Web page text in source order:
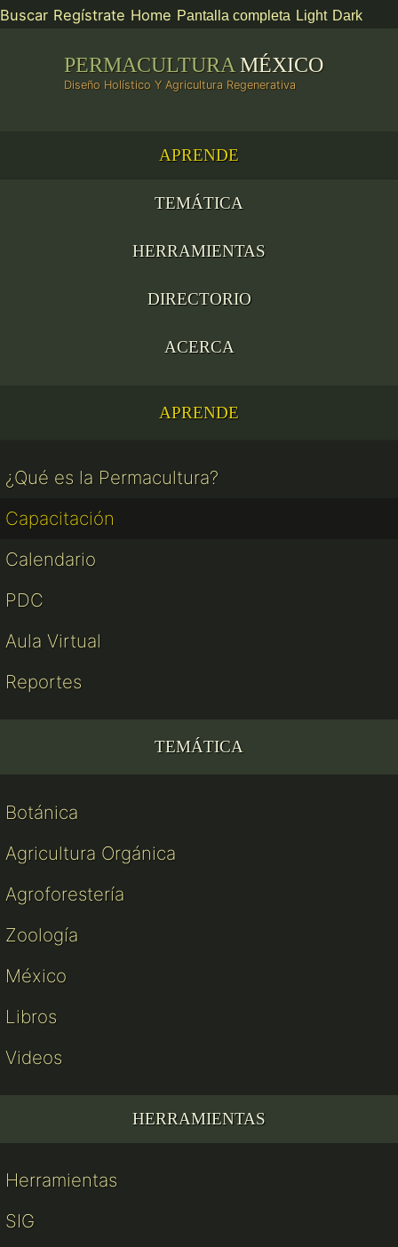
Buscar Regístrate Home Pantalla completa Light Dark
PERMACULTURA MÉXICO
Diseño Holístico Y Agricultura Regenerativa
APRENDE
TEMÁTICA
HERRAMIENTAS
DIRECTORIO
ACERCA
APRENDE
¿Qué es la Permacultura?
Capacitación
Calendario
PDC
Aula Virtual
Reportes
TEMÁTICA
Botánica
Agricultura Orgánica
Agroforestería
Zoología
México
Libros
Videos
HERRAMIENTAS
Herramientas
SIG